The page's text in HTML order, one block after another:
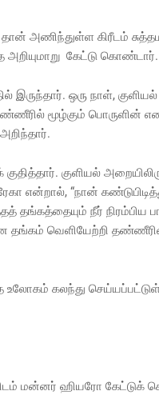
அணிந்துள்ள கிரீடம்
கேட்டு கொண்டார்.
இருந்தார். ஒரு நாள்,
மூழ்கும் பொருளின்
குளியல்
என்றால், “நான்
நீர் நிரம்பிய
தங்கம் வெளியேற்றி
கலந்து
மன்னர் ஹியரோ கேட்டுக்